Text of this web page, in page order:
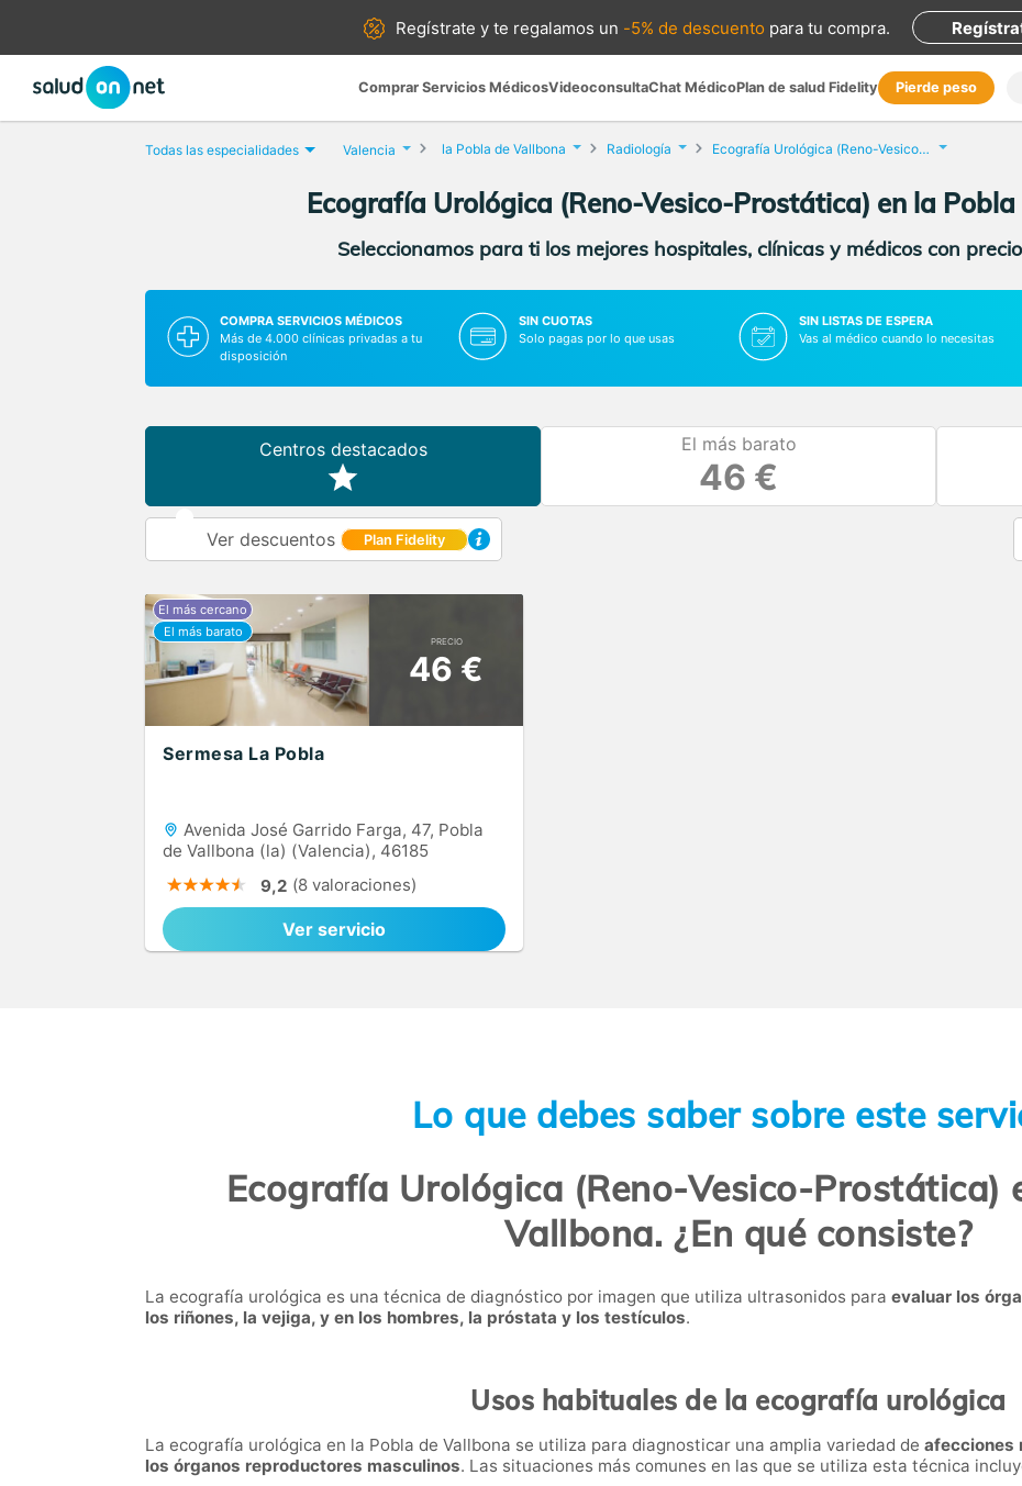
Regístrate yte regalamos un -5% de descuento para tu compra.
Comprar Servicios MédicosVideoconsultaChat MédicoPlan de salud Fidelity Pierde peso
Todas las especialidades Valencia la Pobla de Vallbona Radiología Ecografía Urológica (Reno-Vesico-Prostática)
Ecografía Urológica (Reno-Vesico-Prostática) en la
Seleccionamos para ti los mejores hospitales, clínicas y médicos con
COMPRA SERVICIOS MÉDICOS
Más de 4.000 clínicas privadas a tu
disposición
SIN CUOTAS
Solo pagas por lo que usas
SIN LISTAS DE ESPERA
Vas al médico cuando lo necesitas
Centros destacados El más barato
46 €
Ver descuentos Plan Fidelity
PRECIO
46 €
Sermesa La Pobla
Avenida José Garrido Farga, 47, Pobla
de Vallbona (la) (Valencia), 46185
9,2 (8 valoraciones)
Ver servicio
Lo que debes saber sobre este
Ecografía Urológica (Reno-Vesico-Prostática)
Vallbona. ¿En qué consiste?
La ecografía urológica es una técnica de diagnóstico por imagen que utiliza ultrasonidos para evaluar los
los riñones, la vejiga, y en los hombres, la próstata y los testículos.
Usos habituales de la ecografía urológica
La ecografía urológica en la Pobla de Vallbona se utiliza para diagnosticar una amplia variedad de afecciones
los órganos reproductores masculinos. Las situaciones más comunes en las que se utiliza esta técnica